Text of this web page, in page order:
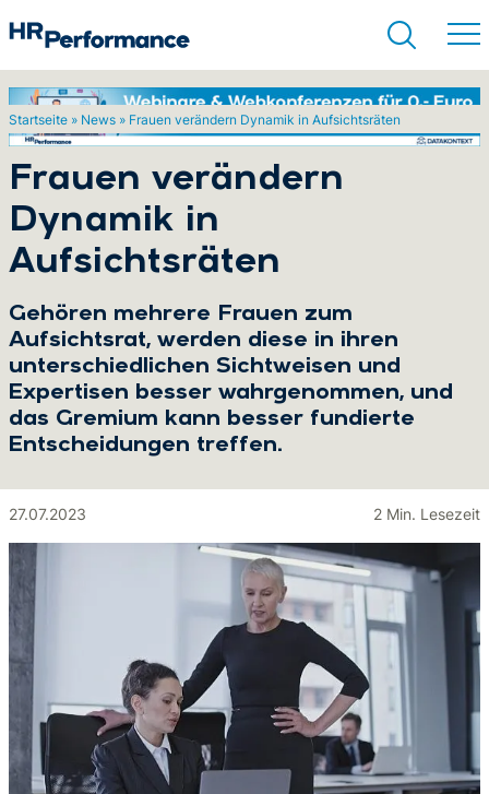
Suchen
Startseite » News » Frauen verändern Dynamik in Aufsichtsräten
Frauen verändern
Dynamik in
Aufsichtsräten
Gehören mehrere Frauen zum
Aufsichtsrat, werden diese in ihren
unterschiedlichen Sichtweisen und
Expertisen besser wahrgenommen, und
das Gremium kann besser fundierte
Entscheidungen treffen.
27.07.2023 2 Min. Lesezeit